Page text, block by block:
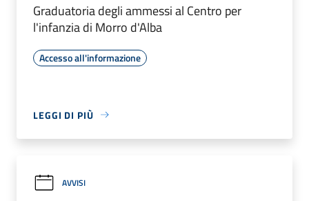
Graduatoria degli ammessi al Centro per
l'infanzia di Morro d'Alba
Accesso all'informazione
LEGGI DI PIÙ
AVVISI